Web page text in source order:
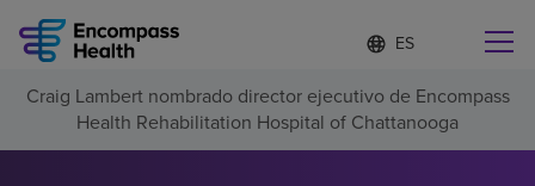
Lista
de
idiomas
contraída
d
o
m
a
Encuentre una localidad cerca de usted
Craig Lambert nombrado director ejecutivo de Encompass
Health Rehabilitation Hospital of Chattanooga